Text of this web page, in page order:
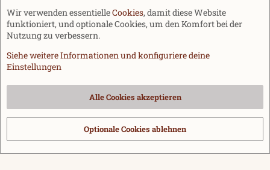
Cookies
Datenschutz
Hilfe und Impressum
Start
S
Community platform by XenForo® © 2010-2026 XenForo Ltd.
via s9e/MediaSites
Wir verwenden essentielleCookies, damit diese Website
funktioniert, und optionale Cookies, um den Komfort bei der
Nutzung zu verbessern.
Siehe weitere Informationen und konfiguriere deine
Einstellungen
Alle Cookies akzeptieren
Optionale Cookies ablehnen